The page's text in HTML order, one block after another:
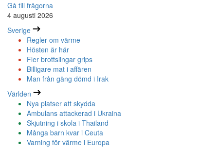
Gå till frågorna
4 augusti 2026
Sverige
Regler om värme
Hösten är här
Fler brottslingar grips
Billigare mat i affären
Man från gäng dömd i Irak
Världen
Nya platser att skydda
Ambulans attackerad i Ukraina
Skjutning i skola i Thailand
Många barn kvar i Ceuta
Varning för värme i Europa